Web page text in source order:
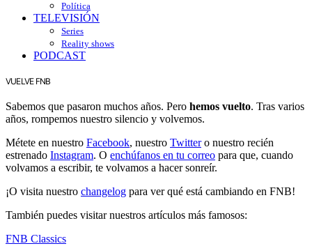
Política
TELEVISIÓN
Series
Reality shows
PODCAST
VUELVE FNB
Sabemos que pasaron muchos años. Pero hemos vuelto. Tras varios
años, rompemos nuestro silencio y volvemos.
Métete en nuestro Facebook, nuestro Twittero nuestro recién
estrenado Instagram. O enchúfanos en tu correo para que, cuando
volvamos a escribir, te volvamos a hacer sonreír.
¡O visita nuestro changelog para ver qué está cambiando en FNB!
También puedes visitar nuestros artículos más famosos:
FNB Classics